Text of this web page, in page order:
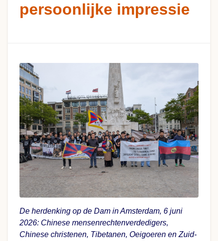
persoonlijke impressie
De herdenking op de Dam in Amsterdam, 6 juni
2026: Chinese mensenrechtenverdedigers,
Chinese christenen, Tibetanen, Oeigoeren en Zuid-